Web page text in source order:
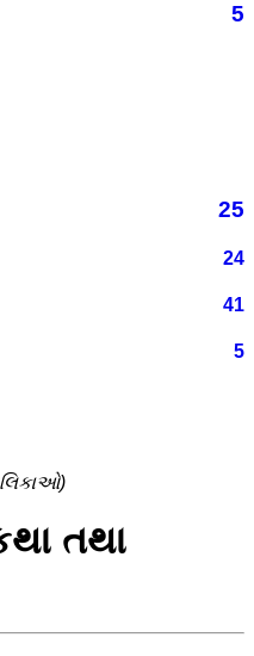
5
25
24
41
5
તથા